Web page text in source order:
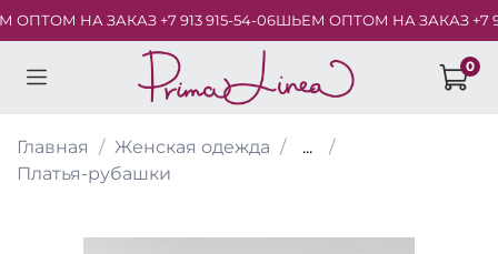
НА ЗАКАЗ +7 913 915-54-06ШЬЕМ ОПТОМ НА ЗАКАЗ +7 913
0
Главная Женская одежда
...
Платья-рубашки